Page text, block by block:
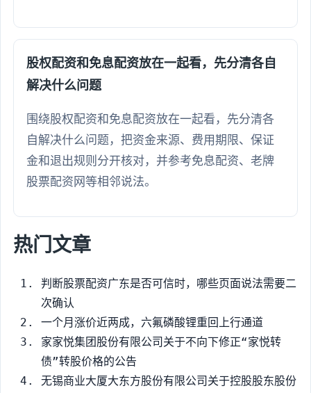
股权配资和免息配资放在一起看，先分清各自
解决什么问题
围绕股权配资和免息配资放在一起看，先分清各
自解决什么问题，把资金来源、费用期限、保证
金和退出规则分开核对，并参考免息配资、老牌
股票配资网等相邻说法。
热门文章
判断股票配资广东是否可信时，哪些页面说法需要二
次确认
一个月涨价近两成，六氟磷酸锂重回上行通道
家家悦集团股份有限公司关于不向下修正“家悦转
债”转股价格的公告
无锡商业大厦大东方股份有限公司关于控股股东股份